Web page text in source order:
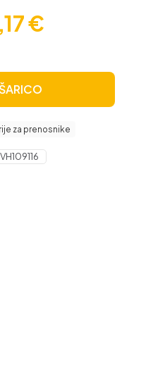
€
za prenosnike
VH109116